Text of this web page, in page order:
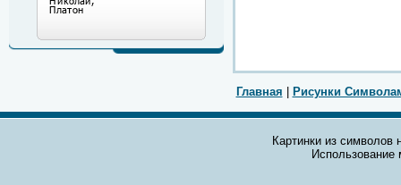
Главная Рисунки
Картинки из символов
Использование